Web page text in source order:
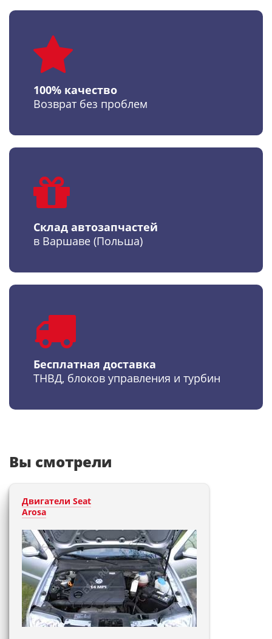
100% качество
Возврат без проблем
Склад автозапчастей
в Варшаве (Польша)
Бесплатная доставка
ТНВД, блоков управления и турбин
Вы смотрели
Двигатели Seat
Arosa